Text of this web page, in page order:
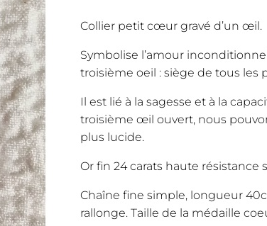
Collier petit cœur gravé d’un œil.
Symbolise l’amour
troisième oeil : siège de tous les
Il est lié à la sagesse et à la
troisième œil ouvert, nous
plus lucide.
Or fin 24 carats haute résistance
Chaîne fine simple, longueur
rallonge. Taille de la médaille